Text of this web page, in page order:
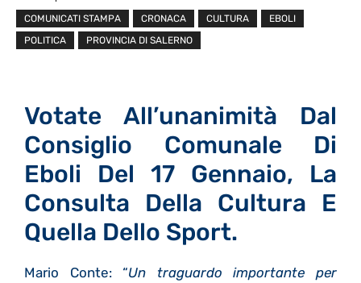
COMUNICATI STAMPA CRONACA CULTURA
EBOLI
POLITICA
PROVINCIA DI SALERNO
Votate All’unanimità Dal
Consiglio Comunale Di
Eboli Del 17 Gennaio, La
Consulta Della Cultura E
Quella Dello Sport.
Mario Conte: “Un traguardo importante per